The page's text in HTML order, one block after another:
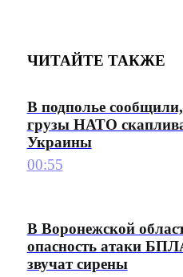
ЧИТАЙТЕ ТАКЖЕ
В подполье
грузы НАТО
Украины
00:55
В Воронежской
опасность атаки
звучат сирены